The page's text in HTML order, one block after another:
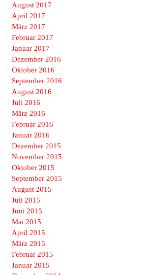
August 2017
April 2017
März 2017
Februar 2017
Januar 2017
Dezember 2016
Oktober 2016
September 2016
August 2016
Juli 2016
März 2016
Februar 2016
Januar 2016
Dezember 2015
November 2015
Oktober 2015
September 2015
August 2015
Juli 2015
Juni 2015
Mai 2015
April 2015
März 2015
Februar 2015
Januar 2015